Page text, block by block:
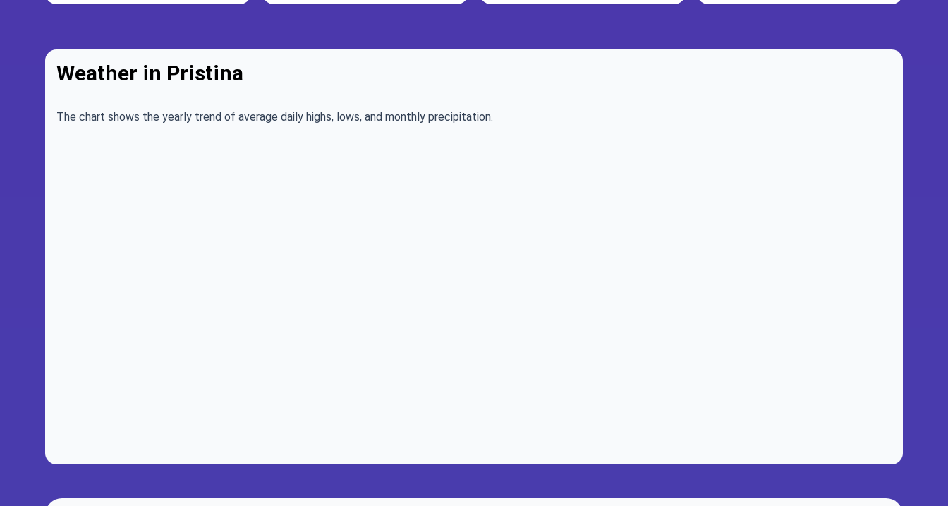
Weather in Pristina
The chart shows the yearly trend of average daily highs, lows, and monthly precipitation.